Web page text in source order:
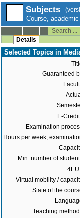
Subjects
Course,
--:-- Search ...
Details
Selected Topics in
Guaranteed
E-
Examination
Hours per week,
Min. number of
Virtual mobility /
State of the
Teaching